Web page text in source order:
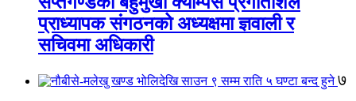
प्राध्यापक संगठनको अध्यक्षमा ज्ञवाली र
सचिवमा अधिकारी
७